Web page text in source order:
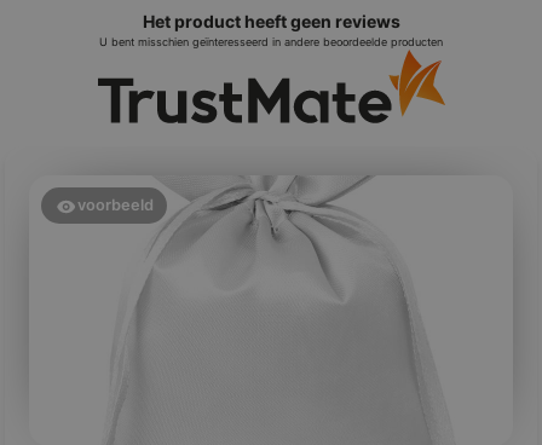
Het product heeft geen reviews
U bent misschien geïnteresseerd in andere beoordeelde producten
voorbeeld